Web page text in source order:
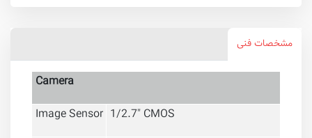
مشخصات فنی
Camera
Image Sensor 1/2.7" CMOS